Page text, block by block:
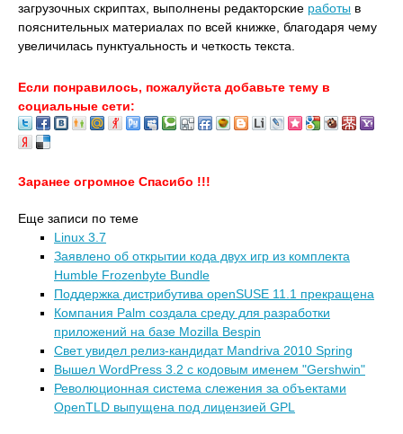
загрузочных скриптах, выполнены редакторские работы в
пояснительных материалах по всей книжке, благодаря чему
увеличилась пунктуальность и четкость текста.
Если понравилось, пожалуйста добавьте тему в
социальные сети:
Заранее огромное Спасибо !!!
Еще записи по теме
Linux 3.7
Заявлено об открытии кода двух игр из комплекта
Humble Frozenbyte Bundle
Поддержка дистрибутива openSUSE 11.1 прекращена
Компания Palm создала среду для разработки
приложений на базе Mozilla Bespin
Свет увидел релиз-кандидат Mandriva 2010 Spring
Вышел WordPress 3.2 с кодовым именем "Gershwin"
Революционная система слежения за объектами
OpenTLD выпущена под лицензией GPL